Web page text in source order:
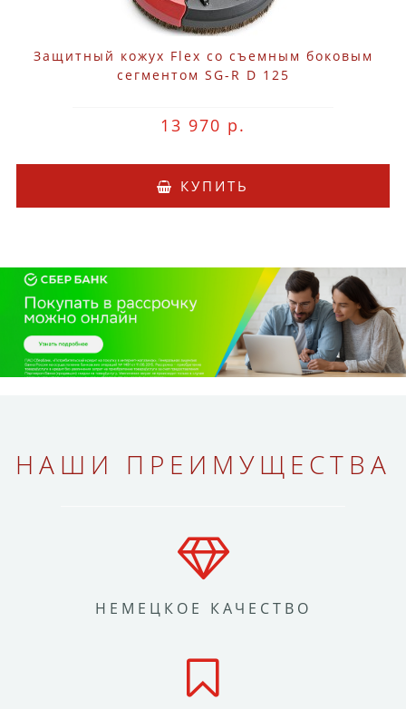
Защитный кожух Flex со съемным боковым
сегментом SG-R D 125
13 970 р.
КУПИТЬ
НАШИ ПРЕИМУЩЕСТВА
НЕМЕЦКОЕ КАЧЕСТВО